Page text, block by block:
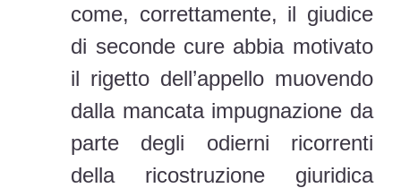
come, correttamente, il giudice
di seconde cure abbia motivato
il rigetto dell’appello muovendo
dalla mancata impugnazione da
parte degli odierni ricorrenti
della ricostruzione giuridica